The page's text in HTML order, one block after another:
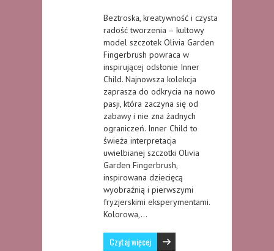
Beztroska, kreatywność i czysta
radość tworzenia – kultowy
model szczotek Olivia Garden
Fingerbrush powraca w
inspirującej odsłonie Inner
Child. Najnowsza kolekcja
zaprasza do odkrycia na nowo
pasji, która zaczyna się od
zabawy i nie zna żadnych
ograniczeń. Inner Child to
świeża interpretacja
uwielbianej szczotki Olivia
Garden Fingerbrush,
inspirowana dziecięcą
wyobraźnią i pierwszymi
fryzjerskimi eksperymentami.
Kolorowa,…
Czytaj więcej